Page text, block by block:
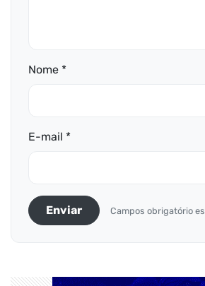
Nome *
E-mail *
Enviar Campos obrigatório